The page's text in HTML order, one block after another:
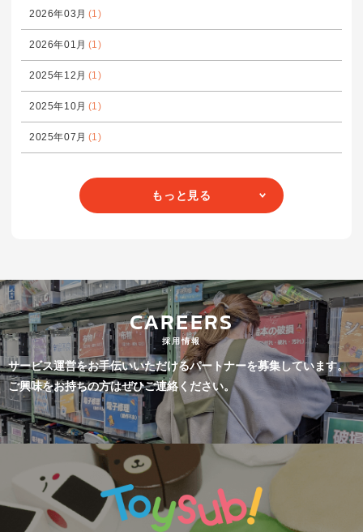
2026年03月 (1)
2026年01月 (1)
2025年12月 (1)
2025年10月 (1)
2025年07月 (1)
もっと見る
CAREERS
採用情報
サービス運営をお手伝いいただけるパートナーを募集しています。
ご興味をお持ちの方はぜひご連絡ください。